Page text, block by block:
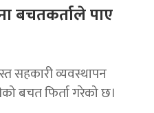
बचतकर्ताले पाए
सहकारी व्यवस्थापन
बचत फिर्ता गरेको छ।